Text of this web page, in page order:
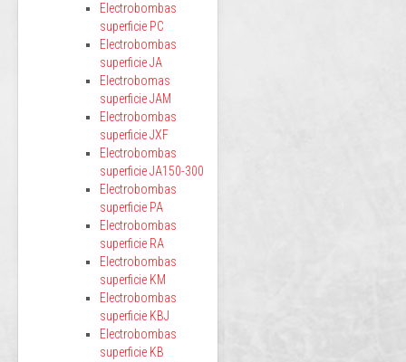
Electrobombas
superficie PC
Electrobombas
superficie JA
Electrobomas
superficie JAM
Electrobombas
superficie JXF
Electrobombas
superficie JA150-300
Electrobombas
superficie PA
Electrobombas
superficie RA
Electrobombas
superficie KM
Electrobombas
superficie KBJ
Electrobombas
superficie KB